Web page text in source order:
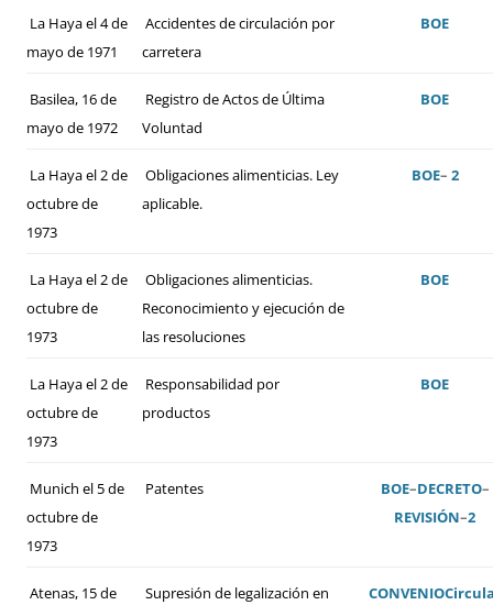
La Haya el 4 de
mayo de 1971
Accidentes de circulación por
carretera
BOE
Basilea, 16 de
mayo de 1972
Registro de Actos de Última
Voluntad
BOE
La Haya el 2 de
octubre de
1973
Obligaciones alimenticias. Ley
aplicable.
BOE– 2
La Haya el 2 de
octubre de
1973
Obligaciones alimenticias.
Reconocimiento y ejecución de
las resoluciones
BOE
La Haya el 2 de
octubre de
1973
Responsabilidad por
productos
BOE
Munich el 5 de
octubre de
1973
Patentes BOE–DECRETO–
REVISIÓN–2
Atenas, 15 de
Supresión de legalización en
CONVENIO